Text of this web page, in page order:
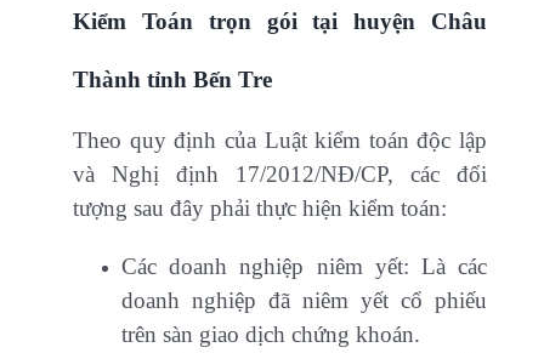
Kiểm Toán trọn gói tại huyện Châu
Thành tỉnh Bến Tre
Theo quy định của Luật kiểm toán độc lập
và Nghị định 17/2012/NĐ/CP, các đối
tượng sau đây phải thực hiện kiểm toán:
Các doanh nghiệp niêm yết: Là các
doanh nghiệp đã niêm yết cổ phiếu
trên sàn giao dịch chứng khoán.